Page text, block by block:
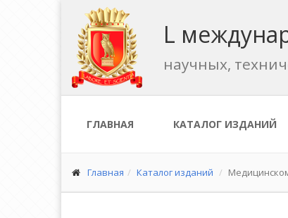
L
научных,
ГЛАВНАЯ КАТАЛОГ ИЗДАНИЙ
Главная Каталог изданий